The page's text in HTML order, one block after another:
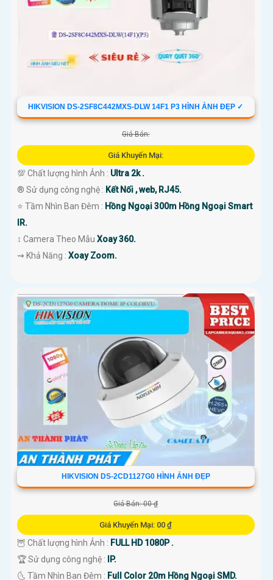
HIKVISION DS-2SF8C442MXS-DLW 14F1 P3 HÌNH ẢNH ĐẸP ✓
Giá Bán:
Giá Khuyến Mại:
💯 Chất lượng hình Ảnh : Ultra 2k .
®️ Sử dụng công nghệ : Kết Nối , web, RJ45.
⭐ Tầm Nhìn Ban Đêm : Hồng Ngoại 300m Hồng Ngoại Smart
IR.
↕️ Camera Theo Mẫu Xoay 360.
️⇝ Khả Năng : Xoay Zoom.
HIKVISION DS-2CD1127G0 HÌNH ẢNH ĐẸP
Giá Bán: 00 ₫
Giá Khuyến Mại: 00 ₫
🦉 Chất lượng hình Ảnh : FULL HD 1080P .
🏆 Sử dụng công nghệ :
IP.
🌜 Tầm Nhìn Ban Đêm : Full Color 20m Hồng Ngoại SMD.